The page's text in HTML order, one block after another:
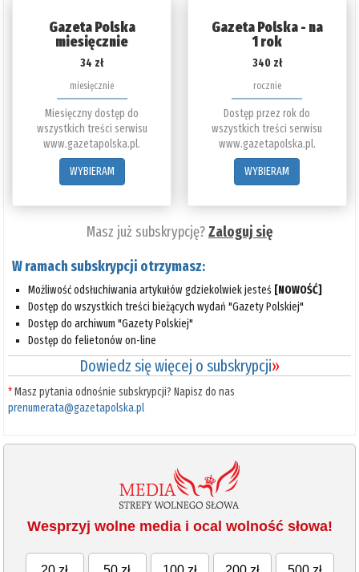
Gazeta Polska
miesięcznie
34 zł
miesięcznie
Miesięczny dostęp do
wszystkich treści serwisu
www.gazetapolska.pl.
WYBIERAM
Gazeta Polska - na
1 rok
340 zł
rocznie
Dostęp przez rok do
wszystkich treści serwisu
www.gazetapolska.pl.
WYBIERAM
Masz już subskrypcję?Zaloguj się
W ramach subskrypcji otrzymasz:
Możliwość odsłuchiwania artykułów gdziekolwiek jesteś [NOWOŚĆ]
Dostęp do wszystkich treści bieżących wydań "Gazety Polskiej"
Dostęp do archiwum "Gazety Polskiej"
Dostęp do felietonów on-line
Dowiedz się więcej o subskrypcji»
*Masz pytania odnośnie subskrypcji? Napisz do nas
prenumerata@gazetapolska.pl
Wesprzyj wolne media i ocal wolność słowa!